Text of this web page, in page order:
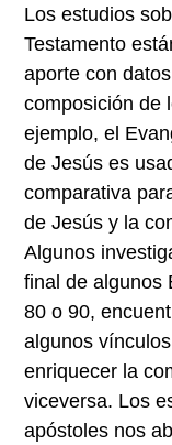
Los estudios
Testamento
aporte con
composición de
ejemplo, el
de Jesús es
comparativa
de Jesús y la
Algunos
final de algunos
80 o 90,
algunos
enriquecer la
viceversa. Los
apóstoles nos